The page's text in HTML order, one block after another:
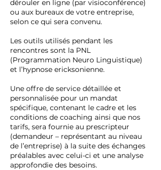
dérouler en ligne (par visioconférence)
ou aux bureaux de votre entreprise,
selon ce qui sera convenu.
Les outils utilisés pendant les
rencontres sont la PNL
(Programmation Neuro Linguistique)
et l’hypnose ericksonienne.
Une offre de service détaillée et
personnalisée pour un mandat
spécifique, contenant le cadre et les
conditions de coaching ainsi que nos
tarifs, sera fournie au prescripteur
(demandeur – représentant au niveau
de l’entreprise) à la suite des échanges
préalables avec celui-ci et une analyse
approfondie des besoins.